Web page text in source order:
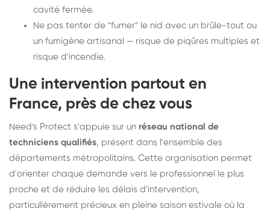
cavité fermée.
Ne pas tenter de "fumer" le nid avec un brûle-tout ou
un fumigène artisanal — risque de piqûres multiples et
risque d'incendie.
Une intervention partout en
France, près de chez vous
Need's Protect s'appuie sur un réseau national de
techniciens qualifiés, présent dans l'ensemble des
départements métropolitains. Cette organisation permet
d'orienter chaque demande vers le professionnel le plus
proche et de réduire les délais d'intervention,
particulièrement précieux en pleine saison estivale où la